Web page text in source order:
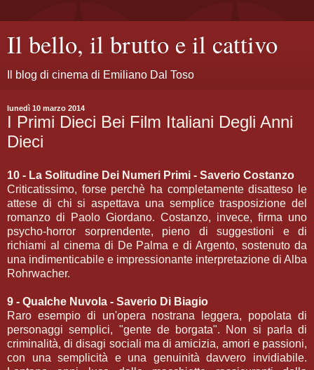
Il bello, il brutto e il cattivo
Il blog di cinema di Emiliano Dal Toso
lunedì 10 marzo 2014
I Primi Dieci Bei Film Italiani Degli Anni
Dieci
10 - La Solitudine Dei Numeri Primi - Saverio Costanzo
Criticatissimo, forse perchè ha completamente disatteso le
attese di chi si aspettava una semplice trasposizione del
romanzo di Paolo Giordano. Costanzo, invece, firma uno
psycho-horror sorprendente, pieno di suggestioni e di
richiami al cinema di De Palma e di Argento, sostenuto da
una indimenticabile e impressionante interpretazione di Alba
Rohrwacher.
9 - Qualche Nuvola - Saverio Di Biagio
Raro esempio di un'opera nostrana leggera, popolata di
personaggi semplici, "gente de borgata". Non si parla di
criminalità, di disagi sociali ma di amicizia, amori e passioni,
con una semplicità e una genuinità davvero invidiabile.